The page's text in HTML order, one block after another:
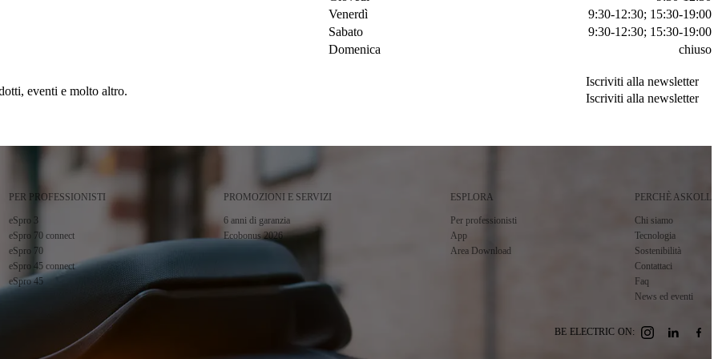
Venerdì
9:30-12:30; 15:30-19:00
Sabato
9:30-12:30; 15:30-19:00
Domenica
chiuso
eventi e molto altro.
Iscriviti alla newsletter
Iscriviti alla newsletter
PER PROFESSIONISTI
eSpro 3
eSpro 70 connect
eSpro 70
eSpro 45 connect
eSpro 45
PROMOZIONI E SERVIZI
6 anni di garanzia
Ecobonus 2026
ESPLORA
Per professionisti
App
Area Download
PERCHÈ ASKOLL
Chi siamo
Tecnologia
Sostenibilità
Contattaci
Faq
News ed eventi
BE ELECTRIC ON: